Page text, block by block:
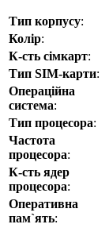
Тип корпусу:
Колір:
К-сть сімкарт:
Тип SIM-карти:
Операційна
система:
Тип процесора:
Частота
процесора:
К-сть ядер
процесора:
Оперативна
пам`ять: